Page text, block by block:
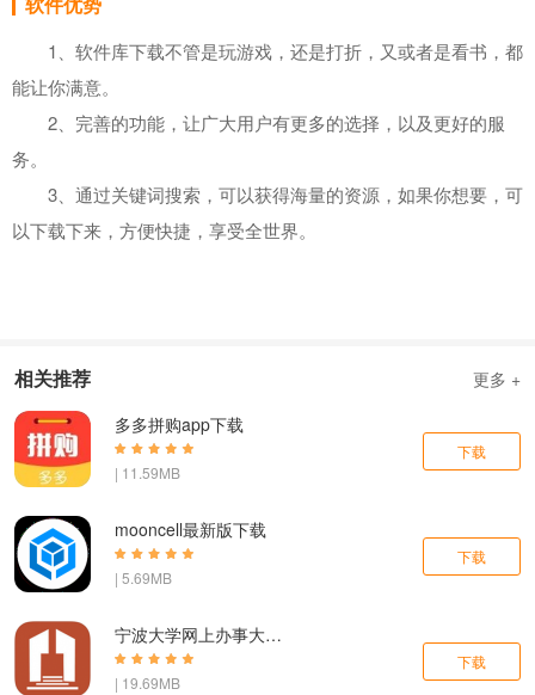
1、软件库下载不管是玩游戏，还是打折，又或者是看书，都
能让你满意。
2、完善的功能，让广大用户有更多的选择，以及更好的服
务。
3、通过关键词搜索，可以获得海量的资源，如果你想要，可
以下载下来，方便快捷，享受全世界。
相关推荐
更多 +
多多拼购app下载
| 11.59MB
下载
mooncell最新版下载
| 5.69MB
下载
宁波大学网上办事大厅app下载
| 19.69MB
下载